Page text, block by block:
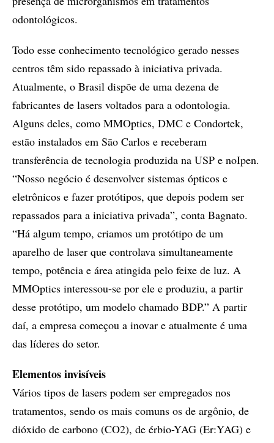
odontológicos.
Todo esse conhecimento tecnológico gerado nesses
centros têm sido repassado à iniciativa privada.
Atualmente, o Brasil dispõe de uma dezena de
fabricantes de lasers voltados para a odontologia.
Alguns deles, como MMOptics, DMC e Condortek,
estão instalados em São Carlos e receberam
transferência de tecnologia produzida na USP e noIpen.
“Nosso negócio é desenvolver sistemas ópticos e
eletrônicos e fazer protótipos, que depois podem ser
repassados para a iniciativa privada”, conta Bagnato.
“Há algum tempo, criamos um protótipo de um
aparelho de laser que controlava simultaneamente
tempo, potência e área atingida pelo feixe de luz. A
MMOptics interessou-se por ele e produziu, a partir
desse protótipo, um modelo chamado BDP.” A partir
daí, a empresa começou a inovar e atualmente é uma
das líderes do setor.
Elementos invisíveis
Vários tipos de lasers podem ser empregados nos
tratamentos, sendo os mais comuns os de argônio, de
dióxido de carbono (CO2), de érbio-YAG (Er:YAG) e